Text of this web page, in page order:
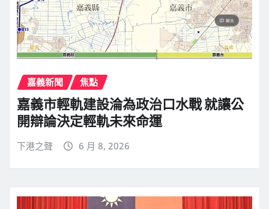
嘉義新聞 焦點
嘉義市輕軌建設淪為政治口水戰 就讓公
開辯論決定輕軌未來命運
下港之聲 6 月 8, 2026